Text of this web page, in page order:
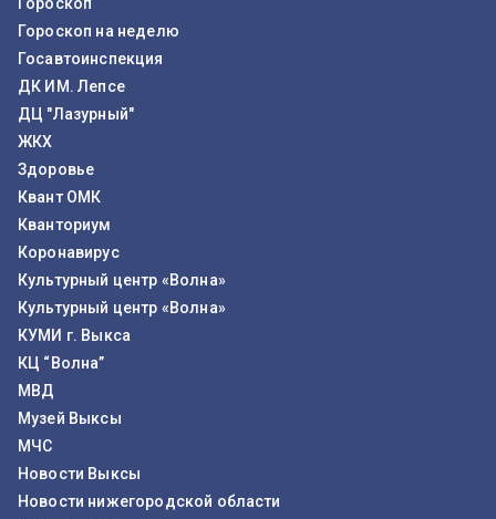
Гороскоп на неделю
Госавтоинспекция
ДК ИМ. Лепсе
ДЦ "Лазурный"
ЖКХ
Здоровье
Квант ОМК
Кванториум
Коронавирус
Культурный центр «Волна»
Культурный центр «Волна»
КУМИ г. Выкса
КЦ “Волна”
МВД
Музей Выксы
МЧС
Новости Выксы
Новости нижегородской области